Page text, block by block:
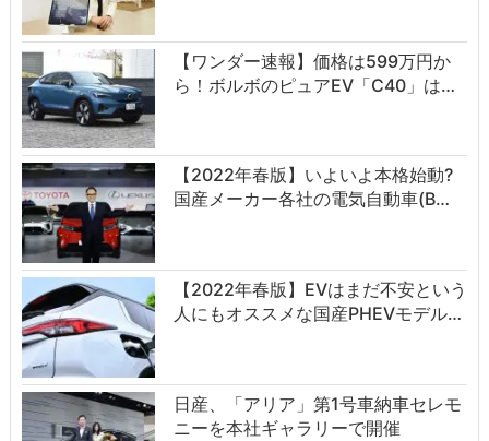
【ワンダー速報】価格は599万円か
ら！ボルボのピュアEV「C40」は…
【2022年春版】いよいよ本格始動?
国産メーカー各社の電気自動車(B…
【2022年春版】EVはまだ不安という
人にもオススメな国産PHEVモデル…
日産、「アリア」第1号車納車セレモ
ニーを本社ギャラリーで開催